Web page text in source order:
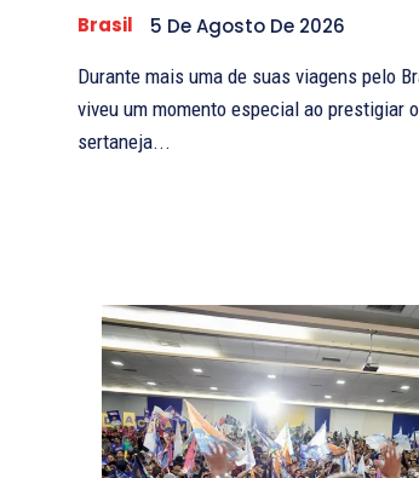
Brasil 5 De Agosto De 2026
Durante mais uma de suas viagens pelo
viveu um momento especial ao prestigiar
sertaneja...